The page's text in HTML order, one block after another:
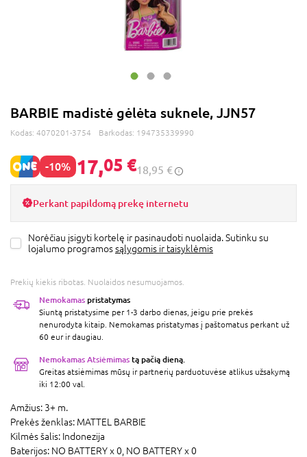
BARBIE madistė gėlėta suknele, JJN57
Kodas: 4070201-3754 Barkodas: 194735339990
-10% 17,05 €18,95 €
Perkant papildomą prekę internetu
Norėčiau įsigyti kortelę ir pasinaudoti nuolaida. Sutinku su
lojalumo programossąlygomis ir taisyklėmis
Prekių kiekis ribotas. Nuolaidos nesumuojamos.
Nemokamas pristatymas
Siuntą pristatysime per 1-3 darbo dienas, jeigu prie prekės
nenurodyta kitaip. Nemokamas pristatymas į paštomatus perkant už
60 eur ir daugiau.
Nemokamas Atsiėmimas tą pačią dieną.
Greitas atsiėmimas mūsų ir partnerių parduotuvėse atlikus užsakymą
iki 12:00 val.
Amžius: 3+ m.
Prekės ženklas: MATTEL BARBIE
Kilmės šalis: Indonezija
Baterijos: NO BATTERY x 0, NO BATTERY x 0